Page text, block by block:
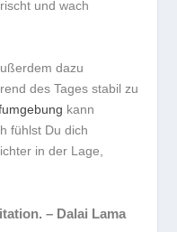
und wach
dazu
des Tages stabil zu
kann
fühlst Du dich
in der Lage,
– Dalai Lama